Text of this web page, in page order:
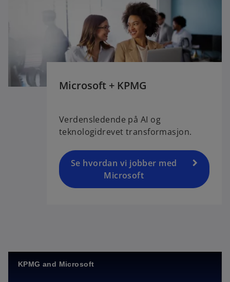
Microsoft + KPMG
Verdensledende på AI og
teknologidrevet transformasjon.
Se hvordan vi jobber med
Microsoft
KPMG and Microsoft